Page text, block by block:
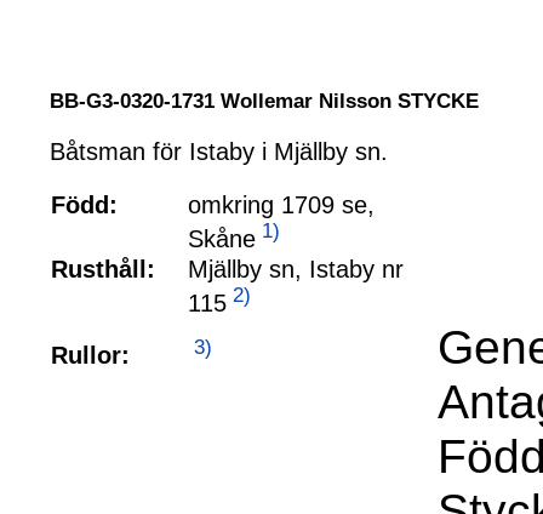
BB-G3-0320-1731 Wollemar Nilsson STYCKE
Båtsman för Istaby i Mjällby sn.
Född:
omkring 1709 se,
Skåne 1)
Rusthåll:
Mjällby sn, Istaby nr
115 2)
Rullor: 3)